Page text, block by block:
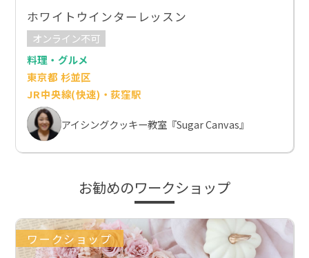
ホワイトウインターレッスン
オンライン不可
料理・グルメ
東京都 杉並区
JR中央線(快速)・荻窪駅
アイシングクッキー教室『Sugar Canvas』
お勧めのワークショップ
ワークショップ